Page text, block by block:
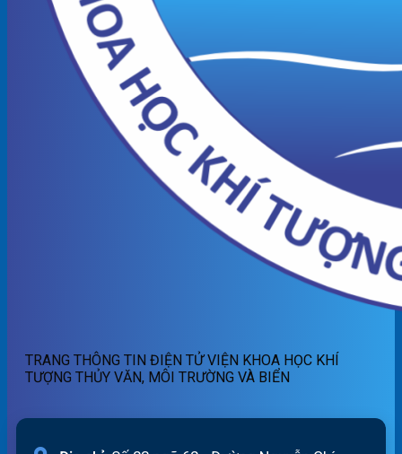
TRANG THÔNG TIN ĐIỆN TỬ VIỆN KHOA HỌC KHÍ
TƯỢNG THỦY VĂN, MÔI TRƯỜNG VÀ BIỂN